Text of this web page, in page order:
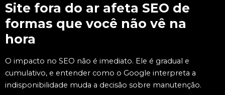
Site fora do ar afeta SEO de
formas que você não vê na
hora
O impacto no SEO não é imediato. Ele é gradual e
cumulativo, e entender como o Google interpreta a
indisponibilidade muda a decisão sobre manutenção.